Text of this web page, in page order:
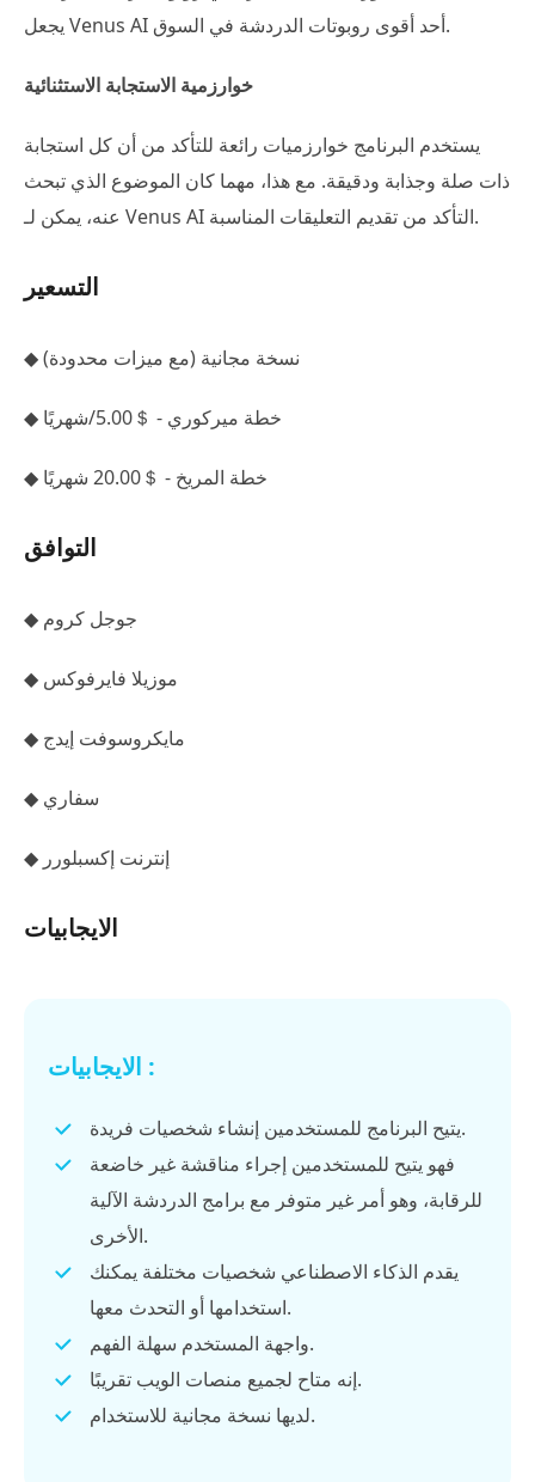
يجعل Venus AI أحد أقوى روبوتات الدردشة في السوق.
خوارزمية الاستجابة الاستثنائية
يستخدم البرنامج خوارزميات رائعة للتأكد من أن كل استجابة
ذات صلة وجذابة ودقيقة. مع هذا، مهما كان الموضوع الذي تبحث
عنه، يمكن لـ Venus AI التأكد من تقديم التعليقات المناسبة.
التسعير
◆ نسخة مجانية (مع ميزات محدودة)
◆ خطة ميركوري - ＄5.00/شهريًا
◆ خطة المريخ - ＄20.00 شهريًا
التوافق
◆ جوجل كروم
◆ موزيلا فايرفوكس
◆ مايكروسوفت إيدج
◆ سفاري
◆ إنترنت إكسبلورر
الايجابيات
الايجابيات :
يتيح البرنامج للمستخدمين إنشاء شخصيات فريدة.
فهو يتيح للمستخدمين إجراء مناقشة غير خاضعة
للرقابة، وهو أمر غير متوفر مع برامج الدردشة الآلية
الأخرى.
يقدم الذكاء الاصطناعي شخصيات مختلفة يمكنك
استخدامها أو التحدث معها.
واجهة المستخدم سهلة الفهم.
إنه متاح لجميع منصات الويب تقريبًا.
لديها نسخة مجانية للاستخدام.